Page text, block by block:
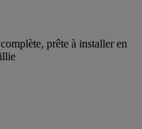
prête à installer en